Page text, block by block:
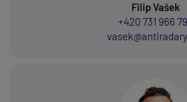
Filip Vašek
+420 731 966